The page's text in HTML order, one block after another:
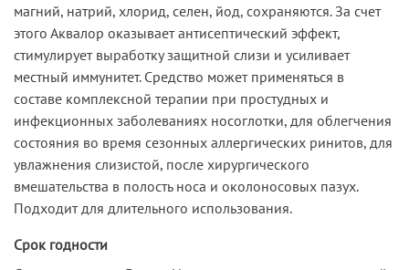
магний, натрий, хлорид, селен, йод, сохраняются. За счет
этого Аквалор оказывает антисептический эффект,
стимулирует выработку защитной слизи и усиливает
местный иммунитет. Средство может применяться в
составе комплексной терапии при простудных и
инфекционных заболеваниях носоглотки, для облегчения
состояния во время сезонных аллергических ринитов, для
увлажнения слизистой, после хирургического
вмешательства в полость носа и околоносовых пазух.
Подходит для длительного использования.
Срок годности